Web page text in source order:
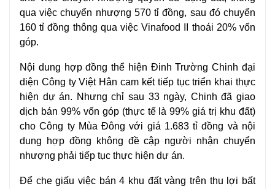
qua việc chuyển nhượng 570 tỉ đồng, sau đó chuyển
160 tỉ đồng thông qua việc Vinafood II thoái 20% vốn
góp.
Nội dung hợp đồng thể hiện Đinh Trường Chinh đại
diện Công ty Việt Hân cam kết tiếp tục triển khai thực
hiện dự án. Nhưng chỉ sau 33 ngày, Chinh đã giao
dịch bán 99% vốn góp (thực tế là 99% giá trị khu đất)
cho Công ty Mùa Đông với giá 1.683 tỉ đồng và nội
dung hợp đồng không đề cập người nhận chuyển
nhượng phải tiếp tục thực hiện dự án.
Để che giấu việc bán 4 khu đất vàng trên thu lợi bất